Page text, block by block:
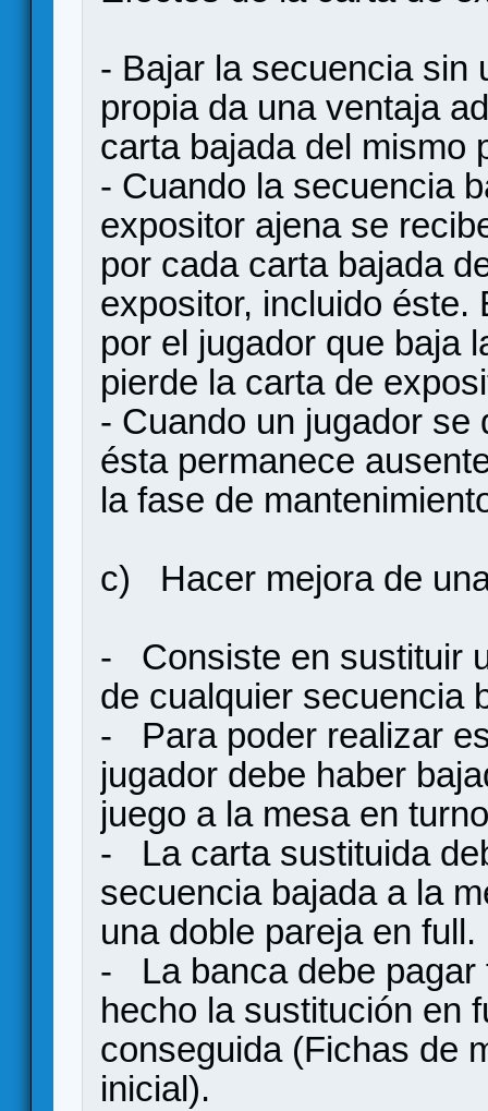
- Bajar la secuencia sin
propia da una ventaja
carta bajada del mismo
- Cuando la secuencia
expositor ajena se
por cada carta bajada
expositor, incluido éste.
por el jugador que baja
pierde la carta de
- Cuando un jugador se
ésta permanece
la fase de
c) Hacer mejora de
- Consiste en sustituir
de cualquier secuencia
- Para poder realizar
jugador debe haber
juego a la mesa en
- La carta sustituida
secuencia bajada a la
una doble pareja en full.
- La banca debe pagar
hecho la sustitución en
conseguida (Fichas de
inicial).